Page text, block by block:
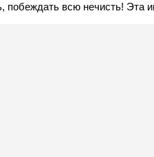
всю нечисть! Эта